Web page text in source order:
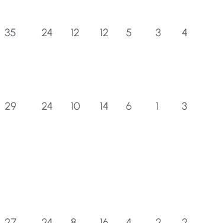
35 24 12 12 5 3 4
29 24 10 14 6 1 3